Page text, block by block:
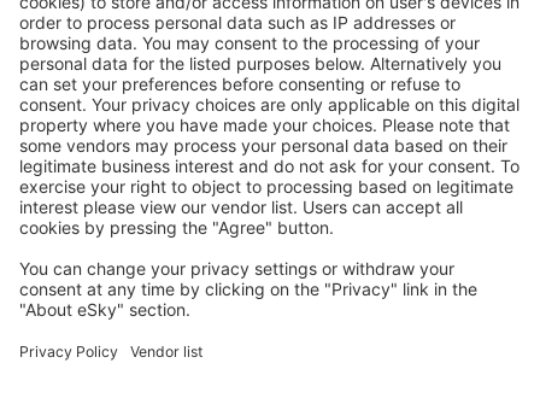
Delta Boundary Bay (YDT)
Aeroporto municipal de Brandon (YBR)
Toronto
Comox Airport (YQQ)
Calgary
Cambridge Bay Airport (YCB)
Campbell River
Campbell River